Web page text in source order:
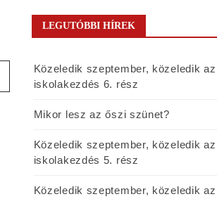
LEGUTÓBBI HÍREK
Közeledik szeptember, közeledik az
iskolakezdés 6. rész
Mikor lesz az őszi szünet?
Közeledik szeptember, közeledik az
iskolakezdés 5. rész
Közeledik szeptember, közeledik az